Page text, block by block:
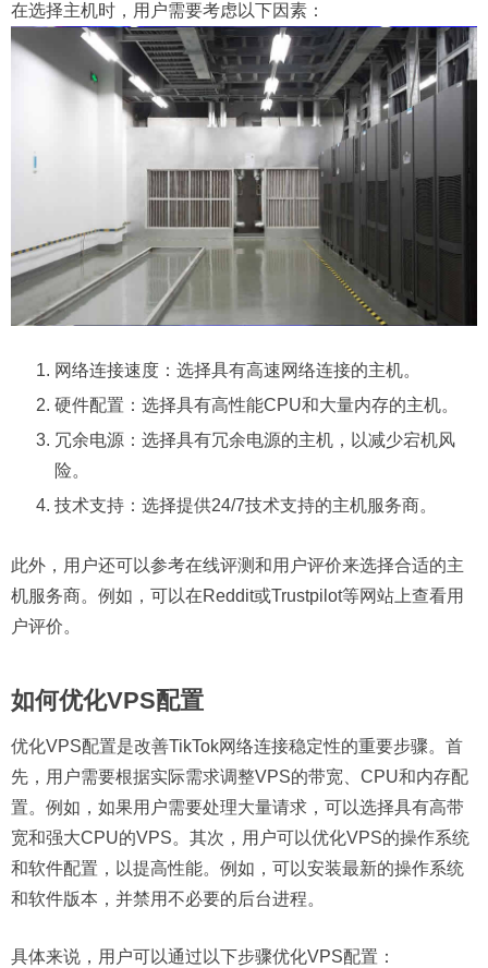
在选择主机时，用户需要考虑以下因素：
网络连接速度：选择具有高速网络连接的主机。
硬件配置：选择具有高性能CPU和大量内存的主机。
冗余电源：选择具有冗余电源的主机，以减少宕机风
险。
技术支持：选择提供24/7技术支持的主机服务商。
此外，用户还可以参考在线评测和用户评价来选择合适的主
机服务商。例如，可以在Reddit或Trustpilot等网站上查看用
户评价。
如何优化VPS配置
优化VPS配置是改善TikTok网络连接稳定性的重要步骤。首
先，用户需要根据实际需求调整VPS的带宽、CPU和内存配
置。例如，如果用户需要处理大量请求，可以选择具有高带
宽和强大CPU的VPS。其次，用户可以优化VPS的操作系统
和软件配置，以提高性能。例如，可以安装最新的操作系统
和软件版本，并禁用不必要的后台进程。
具体来说，用户可以通过以下步骤优化VPS配置：